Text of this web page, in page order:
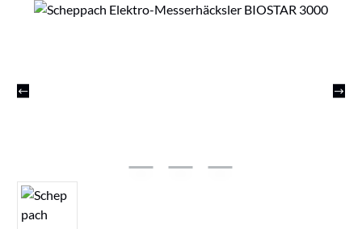
Bildergalerie überspringen